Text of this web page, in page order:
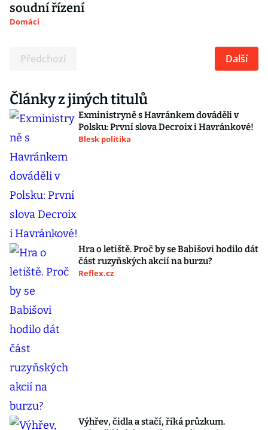
soudní řízení
Domácí
Předchozí Další
Články z jiných titulů
Exministryně s Havránkem dováděli v
Polsku: První slova Decroix i Havránkové!
Blesk politika
Hra o letiště. Proč by se Babišovi hodilo dát
část ruzyňských akcií na burzu?
Reflex.cz
Výhřev, čidla a stačí, říká průzkum.